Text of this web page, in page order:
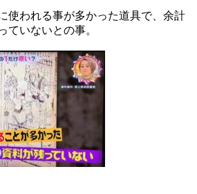
使われる事が多かった道具で、余計
ていないとの事。